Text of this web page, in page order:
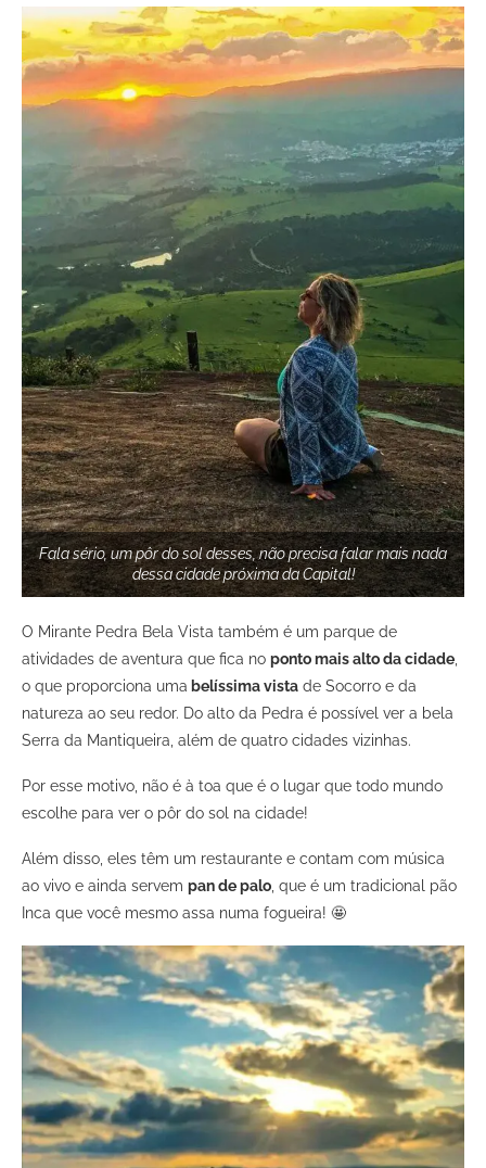
Fala sério, um pôr do sol desses, não precisa falar mais nada
dessa cidade próxima da Capital!
O Mirante Pedra Bela Vista também é um parque de
atividades de aventura que fica no ponto mais alto da cidade,
o que proporciona uma belíssima vista de Socorro e da
natureza ao seu redor. Do alto da Pedra é possível ver a bela
Serra da Mantiqueira, além de quatro cidades vizinhas.
Por esse motivo, não é à toa que é o lugar que todo mundo
escolhe para ver o pôr do sol na cidade!
Além disso, eles têm um restaurante e contam com música
ao vivo e ainda servem pan de palo, que é um tradicional pão
Inca que você mesmo assa numa fogueira! 🤩